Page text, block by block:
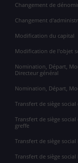
Changement de
Changement
Modification du capital
Modification de l'objet
Nomination, Départ,
Directeur général
Nomination, Départ,
Transfert de siège
Transfert de siège
greffe
Transfert de siège
Transfert de siège